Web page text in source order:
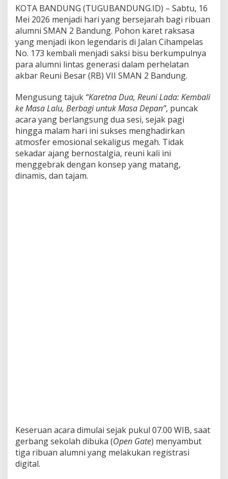
a
r
i
"
P
u
l
a
g
K
a
m
p
u
n
g
"
,
c
a
h
KOTA BANDUNG (TUGUBANDUNG.ID) – Sabtu, 16
Mei 2026 menjadi hari yang bersejarah bagi ribuan
alumni SMAN 2 Bandung. Pohon karet raksasa
yang menjadi ikon legendaris di Jalan Cihampelas
No. 173 kembali menjadi saksi bisu berkumpulnya
para alumni lintas generasi dalam perhelatan
akbar Reuni Besar (RB) VII SMAN 2 Bandung.
Mengusung tajuk “Karetna Dua, Reuni Lada: Kembali
ke Masa Lalu, Berbagi untuk Masa Depan”, puncak
acara yang berlangsung dua sesi, sejak pagi
hingga malam hari ini sukses menghadirkan
atmosfer emosional sekaligus megah. Tidak
sekadar ajang bernostalgia, reuni kali ini
menggebrak dengan konsep yang matang,
dinamis, dan tajam.
Keseruan acara dimulai sejak pukul 07.00 WIB, saat
gerbang sekolah dibuka (Open Gate) menyambut
tiga ribuan alumni yang melakukan registrasi
digital.